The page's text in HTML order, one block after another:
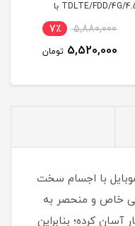
TDLTE/FDD/4G/4.5G با
پی استاتیک 6 ماهه
5,880,000 7٪
5,520,000 تومان
با اجسام سخت
خاص و منحصر به
کرده؛ بنابراین